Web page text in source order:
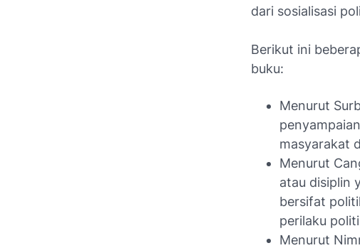
dari sosialisasi
Berikut ini
buku:
Menurut
masyarakat
Menurut
atau disiplin
bersifat
perilaku
Menurut